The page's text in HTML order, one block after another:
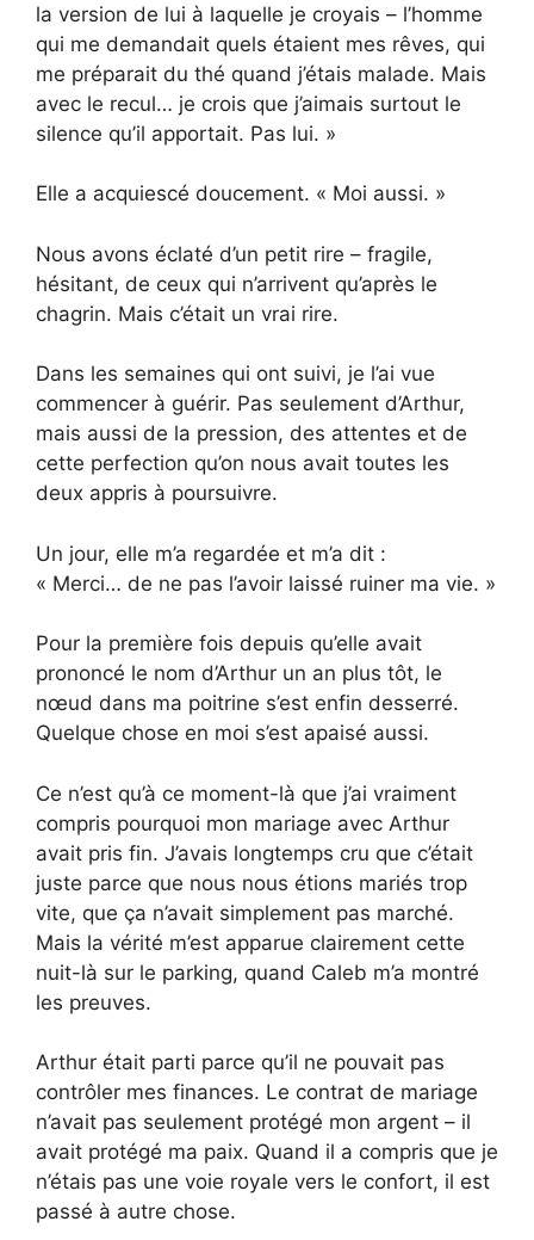
la version de lui à laquelle je croyais – l’homme
qui me demandait quels étaient mes rêves, qui
me préparait du thé quand j’étais malade. Mais
avec le recul… je crois que j’aimais surtout le
silence qu’il apportait. Pas lui. »
Elle a acquiescé doucement. « Moi aussi. »
Nous avons éclaté d’un petit rire – fragile,
hésitant, de ceux qui n’arrivent qu’après le
chagrin. Mais c’était un vrai rire.
Dans les semaines qui ont suivi, je l’ai vue
commencer à guérir. Pas seulement d’Arthur,
mais aussi de la pression, des attentes et de
cette perfection qu’on nous avait toutes les
deux appris à poursuivre.
Un jour, elle m’a regardée et m’a dit :
« Merci… de ne pas l’avoir laissé ruiner ma vie. »
Pour la première fois depuis qu’elle avait
prononcé le nom d’Arthur un an plus tôt, le
nœud dans ma poitrine s’est enfin desserré.
Quelque chose en moi s’est apaisé aussi.
Ce n’est qu’à ce moment-là que j’ai vraiment
compris pourquoi mon mariage avec Arthur
avait pris fin. J’avais longtemps cru que c’était
juste parce que nous nous étions mariés trop
vite, que ça n’avait simplement pas marché.
Mais la vérité m’est apparue clairement cette
nuit-là sur le parking, quand Caleb m’a montré
les preuves.
Arthur était parti parce qu’il ne pouvait pas
contrôler mes finances. Le contrat de mariage
n’avait pas seulement protégé mon argent – il
avait protégé ma paix. Quand il a compris que je
n’étais pas une voie royale vers le confort, il est
passé à autre chose.